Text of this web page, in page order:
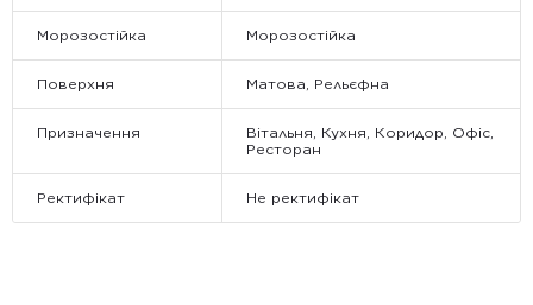
Морозостійка Морозостійка
Поверхня Матова, Рельєфна
Призначення
Вітальня, Кухня, Коридор, Офіс,
Ресторан
Ректифікат Не ректифікат